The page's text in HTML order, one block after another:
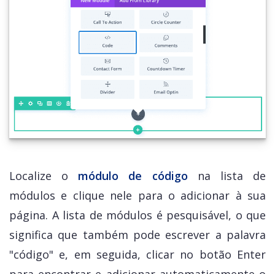
Localize o módulo de código na lista de
módulos e clique nele para o adicionar à sua
página. A lista de módulos é pesquisável, o que
significa que também pode escrever a palavra
"código" e, em seguida, clicar no botão Enter